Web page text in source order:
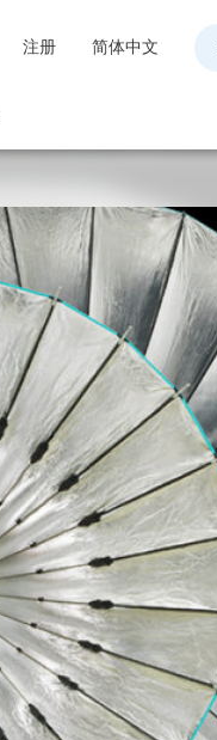
注册 简体中文